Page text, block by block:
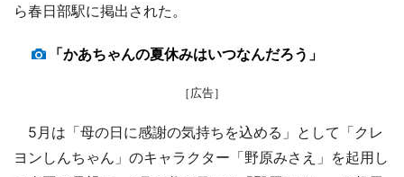
ら春日部駅に掲出された。
「かあちゃんの夏休みはいつなんだろう」
［広告］
5月は「母の日に感謝の気持ちを込める」として「クレ
ヨンしんちゃん」のキャラクター「野原みさえ」を起用し